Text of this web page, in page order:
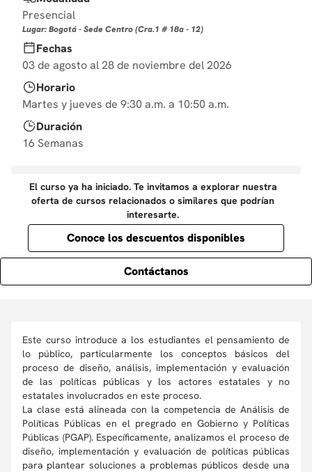
10. derecho
Presencial
Lugar: Bogotá - Sede Centro (Cra.1 # 18a - 12)
Fechas
03 de agosto al 28 de noviembre del 2026
Horario
Martes y jueves de 9:30 a.m. a 10:50 a.m.
Duración
16 Semanas
El curso ya ha iniciado. Te invitamos a explorar nuestra
oferta de cursos relacionados o similares que podrían
interesarte.
Conoce los descuentos disponibles
Contáctanos
Este curso introduce a los estudiantes el pensamiento de
lo público, particularmente los conceptos básicos del
proceso de diseño, análisis, implementación y evaluación
de las políticas públicas y los actores estatales y no
estatales involucrados en este proceso.
La clase está alineada con la competencia de Análisis de
Políticas Públicas en el pregrado en Gobierno y Políticas
Públicas (PGAP). Específicamente, analizamos el proceso de
diseño, implementación y evaluación de políticas públicas
para plantear soluciones a problemas públicos desde una